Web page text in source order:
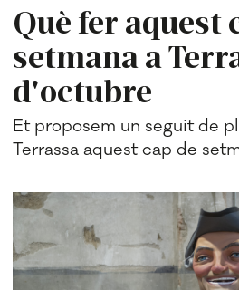
Què fer aquest
setmana a
d'octubre
Et proposem un seguit de
Terrassa aquest cap de